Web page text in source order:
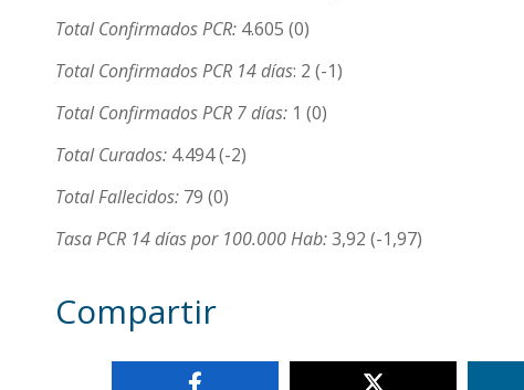
Total Confirmados PCR: 4.605 (0)
Total Confirmados PCR 14 días: 2 (-1)
Total Confirmados PCR 7 días: 1 (0)
Total Curados: 4.494 (-2)
Total Fallecidos: 79 (0)
Tasa PCR 14 días por 100.000 Hab:3,92 (-1,97)
Compartir